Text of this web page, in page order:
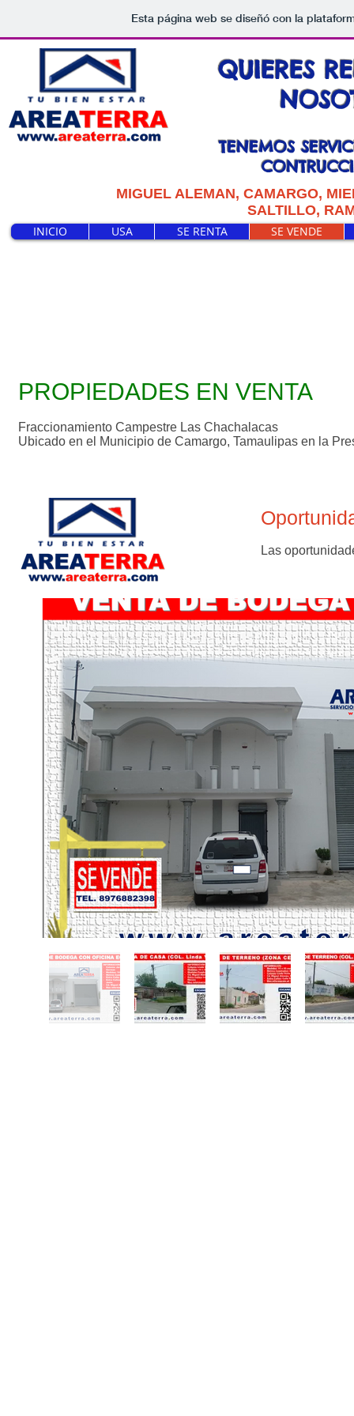
Esta página web se diseñó con la
QUIERES
TENEMOS
MIGUEL ALEMAN, CAMARGO,
SALTILLO,
INICIO USA SE RENTA SE VENDE
PROPIEDADES EN VENTA
Fraccionamiento Campestre Las Chachalacas
Ubicado en el Municipio de Camargo, Tamaulipas en la
Las